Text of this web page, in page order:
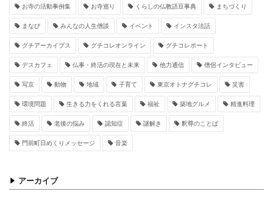
お寺の活動事例集 お寺巡り くらしの仏教語豆事典 まちづくり
まなび みんなの人生僧談 イベント インスタ法話
グチアーカイブス グチコレオンライン グチコレポート
デスカフェ 仏事・終活の現在と未来 他力通信 僧侶インタビュー
写京 動物 地域 子育て 東京オトナグチコレ 災害
環境問題 生きる力をくれる言葉 福祉 築地グルメ 精進料理
終活 老後の悩み 認知症 謎解き 釈尊のことば
門前町日めくりメッセージ 音楽
アーカイブ